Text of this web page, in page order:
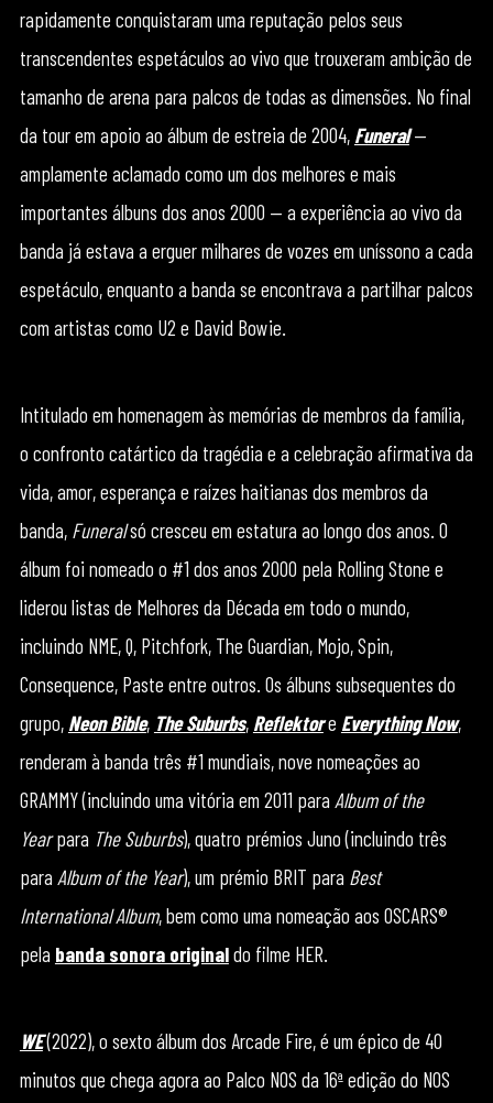
rapidamente conquistaram uma reputação pelos seus
transcendentes espetáculos ao vivo que trouxeram ambição de
tamanho de arena para palcos de todas as dimensões. No final
da tour em apoio ao álbum de estreia de 2004, Funeral—
amplamente aclamado como um dos melhores e mais
importantes álbuns dos anos 2000 — a experiência ao vivo da
banda já estava a erguer milhares de vozes em uníssono a cada
espetáculo, enquanto a banda se encontrava a partilhar palcos
com artistas como U2 e David Bowie.
Intitulado em homenagem às memórias de membros da família,
o confronto catártico da tragédia e a celebração afirmativa da
vida, amor, esperança e raízes haitianas dos membros da
banda, Funeralsó cresceu em estatura ao longo dos anos. O
álbum foi nomeado o #1 dos anos 2000 pela Rolling Stone e
liderou listas de Melhores da Década em todo o mundo,
incluindo NME, Q, Pitchfork, The Guardian, Mojo, Spin,
Consequence, Paste entre outros. Os álbuns subsequentes do
grupo, Neon Bible, The Suburbs, Reflektore Everything Now,
renderam à banda três #1 mundiais, nove nomeações ao
GRAMMY (incluindo uma vitória em 2011 para Album of the
Yearpara The Suburbs), quatro prémios Juno (incluindo três
para Album of the Year), um prémio BRIT para Best
International Album, bem como uma nomeação aos OSCARS®
pela banda sonora originaldo filme HER.
WE(2022), o sexto álbum dos Arcade Fire, é um épico de 40
minutos que chega agora ao Palco NOS da 16ª edição do NOS